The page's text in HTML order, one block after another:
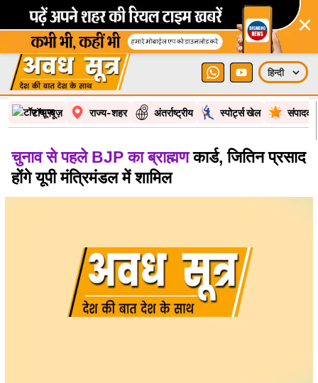
×
टॉप न्यूज़ राज्य-शहर अंतर्राष्ट्रीय स्पोर्ट्स खेल
चुनाव से पहले BJP का ब्राह्मणकार्ड, जितिन प्रसाद
होंगे यूपी मंत्रिमंडल में शामिल